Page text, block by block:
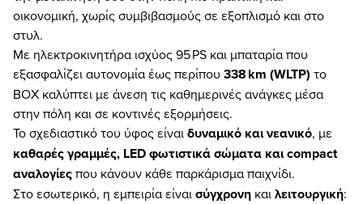
οικονομική, χωρίς συμβιβασμούς σε εξοπλισμό και στο
στυλ.
Με ηλεκτροκινητήρα ισχύος 95 PS και μπαταρία που
εξασφαλίζει αυτονομία έως περίπου338 km (WLTP) το
BOX καλύπτει με άνεση τις καθημερινές ανάγκες μέσα
στην πόλη και σε κοντινές εξορμήσεις.
Το σχεδιαστικό του ύφος είναιδυναμικό και νεανικό, με
καθαρές γραμμές, LED φωτιστικά σώματα και compact
αναλογίεςπου κάνουν κάθε παρκάρισμα παιχνίδι.
Στο εσωτερικό, η εμπειρία είναισύγχρονη καιλειτουργική: